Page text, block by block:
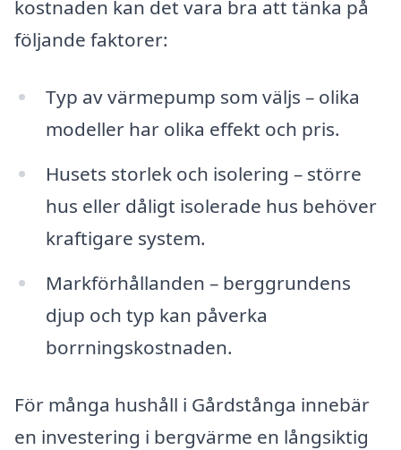
kostnaden kan det vara bra att tänka på
följande faktorer:
Typ av värmepump som väljs – olika
modeller har olika effekt och pris.
Husets storlek och isolering – större
hus eller dåligt isolerade hus behöver
kraftigare system.
Markförhållanden – berggrundens
djup och typ kan påverka
borrningskostnaden.
För många hushåll i Gårdstånga innebär
en investering i bergvärme en långsiktig